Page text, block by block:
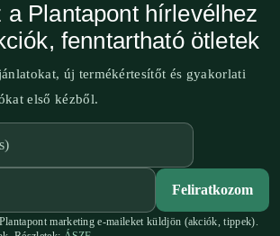
a Plantapont hírlevélhez
fenntartható ötletek
új termékértesítőt és gyakorlati
első kézből.
Feliratkozom
marketing e-maileket küldjön (akciók, tippek).